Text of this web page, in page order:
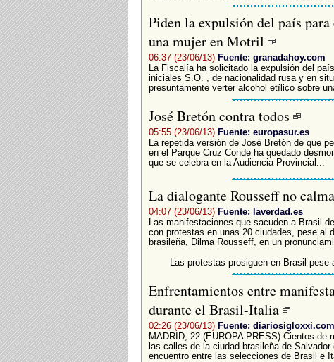
Piden la expulsión del país
una mujer en Motril
06:37 (23/06/13) Fuente: granadahoy.com
La Fiscalía ha solicitado la expulsión del
iniciales S.O. , de nacionalidad rusa y en
presuntamente verter alcohol etílico sobre
José Bretón contra todos
05:55 (23/06/13) Fuente: europasur.es
La repetida versión de José Bretón de que
en el Parque Cruz Conde ha quedado
que se celebra en la Audiencia Provincial...
La dialogante Rousseff no
04:07 (23/06/13) Fuente: laverdad.es
Las manifestaciones que sacuden a Brasil
con protestas en unas 20 ciudades, pese al
brasileña, Dilma Rousseff, en un
Las protestas prosiguen en Brasil
Enfrentamientos entre
durante el Brasil-Italia
02:26 (23/06/13) Fuente: diariosigloxxi.com
MADRID, 22 (EUROPA PRESS) Cientos de
las calles de la ciudad brasileña de
encuentro entre las selecciones de Brasil e